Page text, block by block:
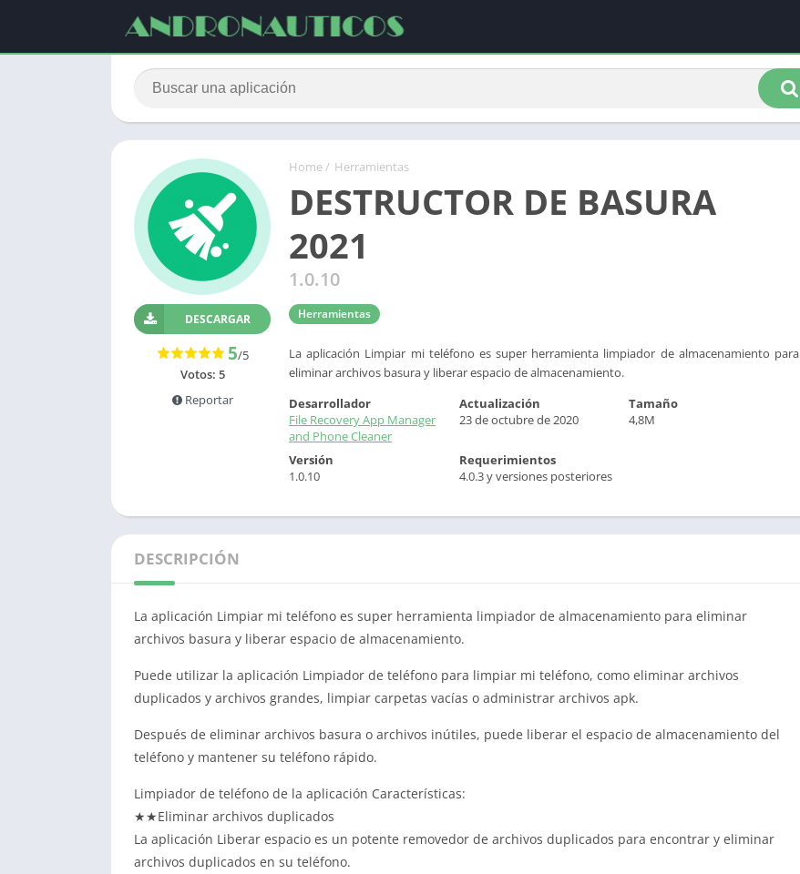
Home/ Herramientas
DESTRUCTOR DE BASURA
2021
1.0.10
Herramientas
La aplicación Limpiar mi teléfono es super herramienta limpiador de almacenamiento para
eliminar archivos basura y liberar espacio de almacenamiento.
DESCARGAR
5/5
Votos: 5
Reportar
Desarrollador
File Recovery App Manager
and Phone Cleaner
Actualización
23 de octubre de 2020
Tamaño
4,8M
Versión
1.0.10
Requerimientos
4.0.3 y versiones posteriores
DESCRIPCIÓN
La aplicación Limpiar mi teléfono es super herramienta limpiador de almacenamiento para eliminar
archivos basura y liberar espacio de almacenamiento.
Puede utilizar la aplicación Limpiador de teléfono para limpiar mi teléfono, como eliminar archivos
duplicados y archivos grandes, limpiar carpetas vacías o administrar archivos apk.
Después de eliminar archivos basura o archivos inútiles, puede liberar el espacio de almacenamiento del
teléfono y mantener su teléfono rápido.
Limpiador de teléfono de la aplicación Características:
★★Eliminar archivos duplicados
La aplicación Liberar espacio es un potente removedor de archivos duplicados para encontrar y eliminar
archivos duplicados en su teléfono.